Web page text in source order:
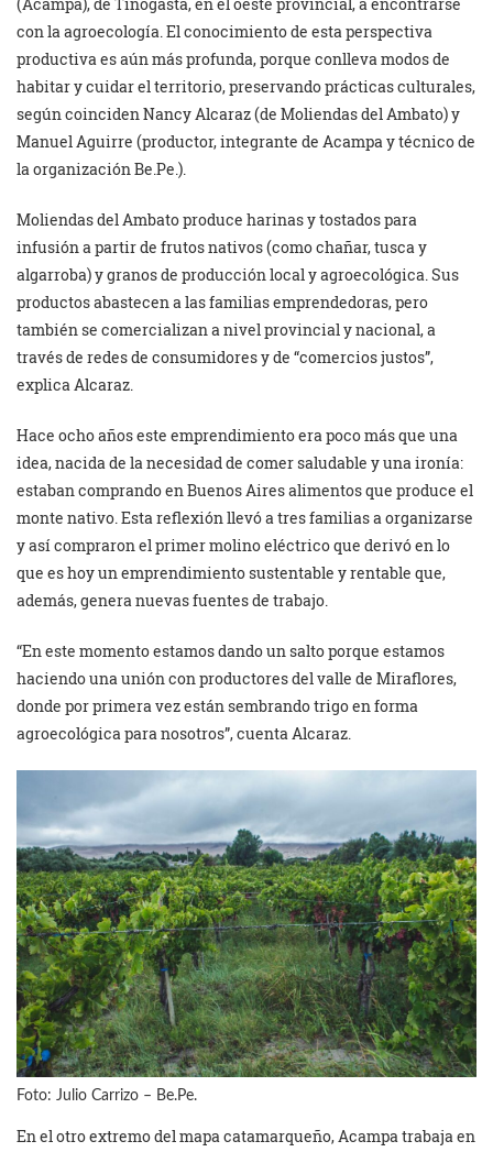
con la agroecología. El conocimiento de esta perspectiva
productiva es aún más profunda, porque conlleva modos de
habitar y cuidar el territorio, preservando prácticas culturales,
según coinciden Nancy Alcaraz (de Moliendas del Ambato) y
Manuel Aguirre (productor, integrante de Acampa y técnico de
la organización Be.Pe.).
Moliendas del Ambato produce harinas y tostados para
infusión a partir de frutos nativos (como chañar, tusca y
algarroba) y granos de producción local y agroecológica. Sus
productos abastecen a las familias emprendedoras, pero
también se comercializan a nivel provincial y nacional, a
través de redes de consumidores y de “comercios justos”,
explica Alcaraz.
Hace ocho años este emprendimiento era poco más que una
idea, nacida de la necesidad de comer saludable y una ironía:
estaban comprando en Buenos Aires alimentos que produce el
monte nativo. Esta reflexión llevó a tres familias a organizarse
y así compraron el primer molino eléctrico que derivó en lo
que es hoy un emprendimiento sustentable y rentable que,
además, genera nuevas fuentes de trabajo.
“En este momento estamos dando un salto porque estamos
haciendo una unión con productores del valle de Miraflores,
donde por primera vez están sembrando trigo en forma
agroecológica para nosotros”, cuenta Alcaraz.
Foto: Julio Carrizo – Be.Pe.
En el otro extremo del mapa catamarqueño, Acampa trabaja en